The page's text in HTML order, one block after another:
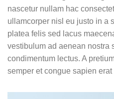
nascetur nullam hac
ullamcorper nisl eu justo in a
platea felis sed lacus
vestibulum ad aenean nostra
condimentum lectus. A
semper et congue sapien